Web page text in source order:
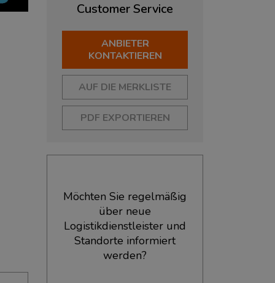
CustomerService
ANBIETER
KONTAKTIEREN
AUF DIE MERKLISTE
PDF EXPORTIEREN
Möchten Sie regelmäßig
über neue
Logistikdienstleister und
Standorte informiert
werden?